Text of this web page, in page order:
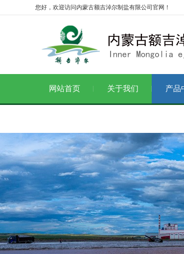
您好，欢迎访问内蒙古额吉淖尔制盐有限公司官网！
网站首页 关于我们 产品